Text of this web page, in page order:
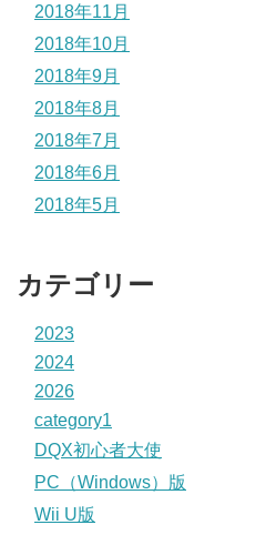
2018年11月
2018年10月
2018年9月
2018年8月
2018年7月
2018年6月
2018年5月
カテゴリー
2023
2024
2026
category1
DQX初心者大使
PC（Windows）版
Wii U版